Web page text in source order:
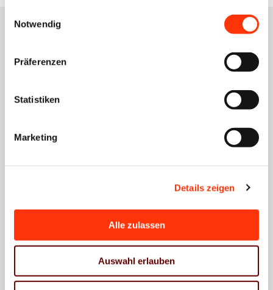
Notwendig
Präferenzen
Statistiken
Marketing
Details zeigen
Alle zulassen
Auswahl erlauben
Anmeldung zur
Veranstaltung
Vertriebskongress 10.
November 2023
10. November 2023| 9:30 bis 17.00 Uhr